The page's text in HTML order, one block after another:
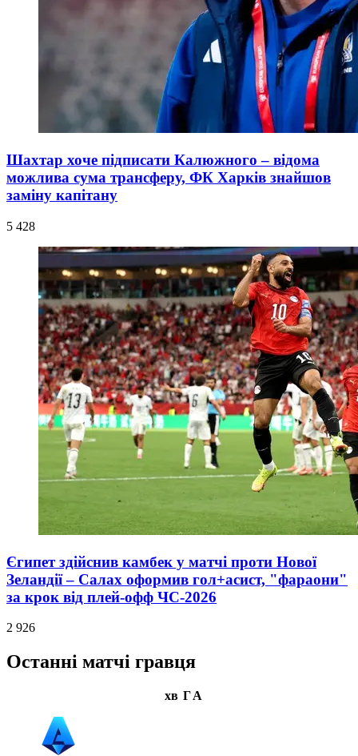
Шахтар хоче підписати Калюжного – відома
можлива сума трансферу, ФК Харків знайшов
заміну капітану
5 428
Єгипет здійснив камбек у матчі проти Нової
Зеландії – Салах оформив гол+асист, "фараони"
за крок від плей-офф ЧС-2026
2 926
Останні матчі гравця
хв ГА